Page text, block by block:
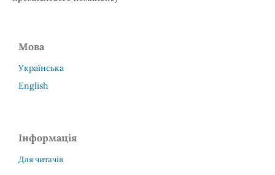
Мова
Українська
English
Інформація
Для читачів